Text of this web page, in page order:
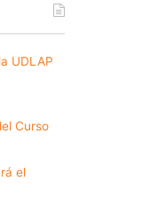
UDLAP
Curso
el